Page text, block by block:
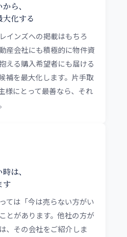
ら、
大化する
インズへの掲載はもちろ
産会社にも積極的に物件資
える購入希望者にも届ける
補を最大化します。片手取
様にとって最善なら、それ
は、
す
ては「今は売らない方がい
とがあります。他社の方が
、その会社をご紹介しま